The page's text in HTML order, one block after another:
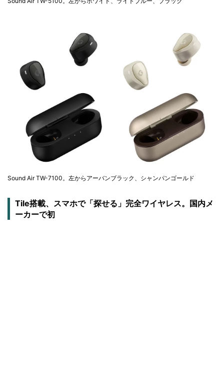
Sound Air TW-7100。左からアーバンブラック、シャンパンゴールド
Tile搭載、スマホで「探せる」完全ワイヤレス。国内メ
ーカーで初